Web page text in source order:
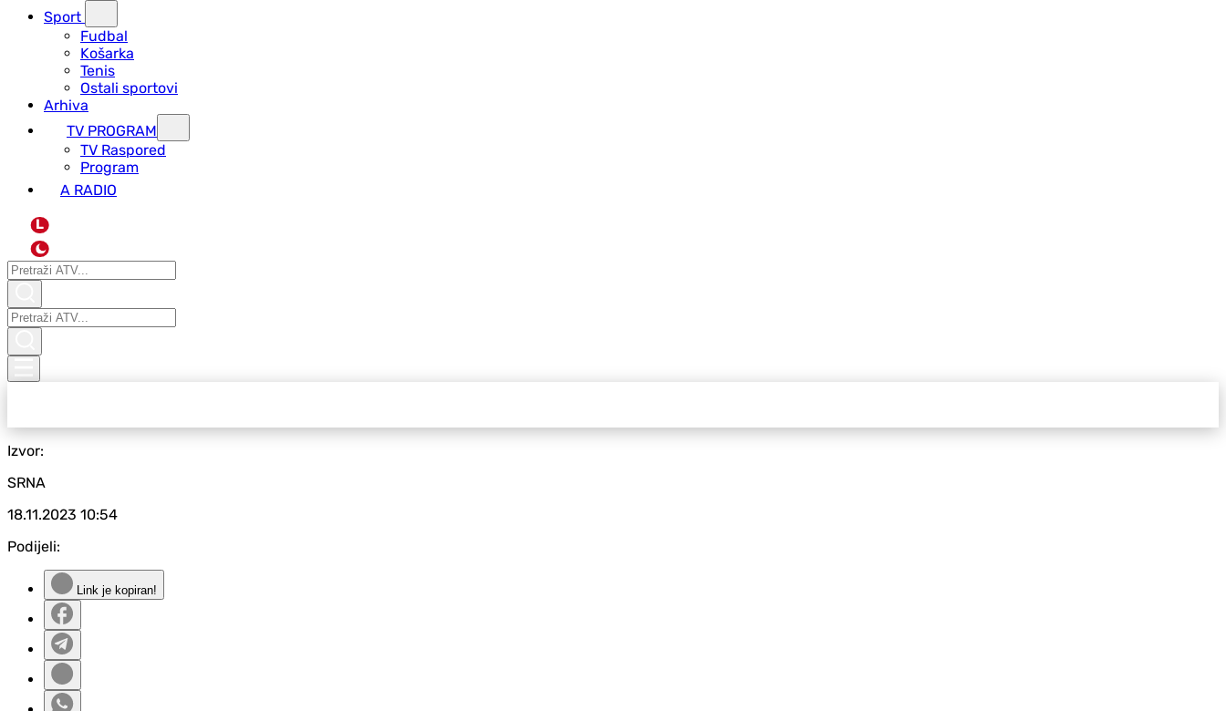
Sport
Fudbal
Košarka
Tenis
Ostali sportovi
Arhiva
TV PROGRAM
ТV Raspored
Program
A RADIO
L
Izvor:
SRNA
18.11.2023 10:54
Podijeli:
Link je kopiran!